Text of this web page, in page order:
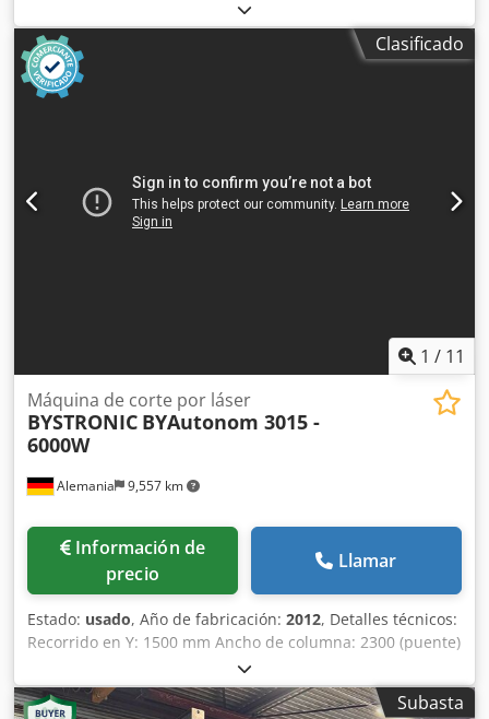
carga automática y 2 torres de almacenamiento. Puede ser
inspeccionada en funcionamiento bajo cita previa.
Disponibilidad: 10/2026 Incluye: Cambio automático de
boquillas (64 boquillas) Csdpfx Asy T Nc Usg Doha Cámara
de detección Kerfscan Control de corte Centrado
Potencia láser: 10.000W Automatización: ByTrans Modular
3015 Flex + Antil AWL9 2T (V1) Horas de corte: 6105h
Clasificado
1 / 11
Alemania 9,557 km
Máquina de corte por láser
BYSTRONIC BYAutonom 3015 -
6000W
Información de
precio
Llamar
Estado: usado, Año de fabricación: 2012, Detalles técnicos:
Recorrido en Y: 1500 mm Ancho de columna: 2300 (puente)
mm Horas de luz: aprox. 22000 horas Chsdpfx Agju Nu R Ie
Dja Potencia del láser: 6000 W Control: CNC P 8109-10-
600D Longitud de la mesa: 4500 / Soporte: mm Ancho de la
Subasta